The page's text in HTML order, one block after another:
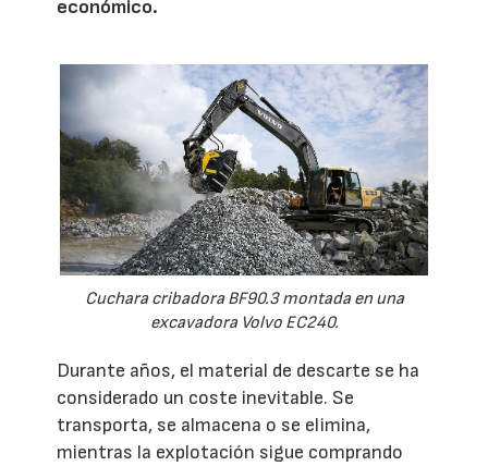
económico.
Cuchara cribadora BF90.3 montada en una
excavadora Volvo EC240.
Durante años, el material de descarte se ha
considerado un coste inevitable. Se
transporta, se almacena o se elimina,
mientras la explotación sigue comprando